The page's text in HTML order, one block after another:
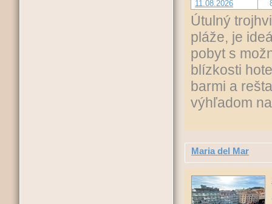
11.08.2026
Útulný
pláže, je
pobyt s
blízkosti
barmi a
výhľadom
Maria del Mar